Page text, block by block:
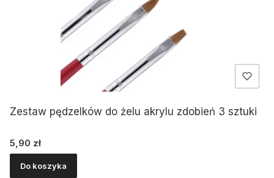
Zestaw pędzelków do żelu akrylu zdobień 3 sztuki
Cena
5,90 zł
Do koszyka